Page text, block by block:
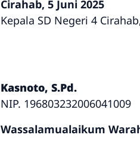
Cirahab, 5 Juni 2025
Kepala SD Negeri 4
Kasnoto, S.Pd.
NIP. 196803232006041009
Wassalamualaikum